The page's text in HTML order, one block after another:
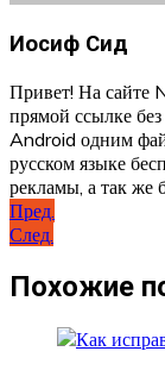
Иосиф Сид
Привет! На сайте
прямой ссылке
Android одним
русском языке
рекламы, а так же
Навигация
по
записям
Пред.
След.
Похожие